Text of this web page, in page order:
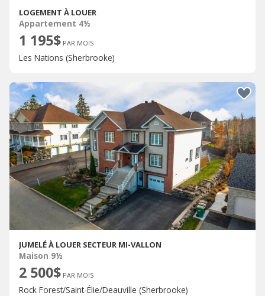
LOGEMENT À LOUER
Appartement 4½
1 195$ PAR MOIS
Les Nations (Sherbrooke)
JUMELÉ À LOUER SECTEUR MI-VALLON
Maison 9½
2 500$ PAR MOIS
Rock Forest/Saint-Élie/Deauville (Sherbrooke)